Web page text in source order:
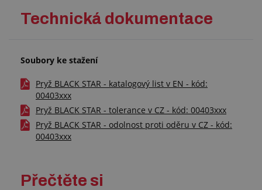
Technická dokumentace
Soubory ke stažení
Pryž BLACK STAR - katalogový list v EN - kód:
00403xxx
Pryž BLACK STAR - tolerance v CZ - kód: 00403xxx
Pryž BLACK STAR - odolnost proti oděru v CZ - kód:
00403xxx
Přečtěte si